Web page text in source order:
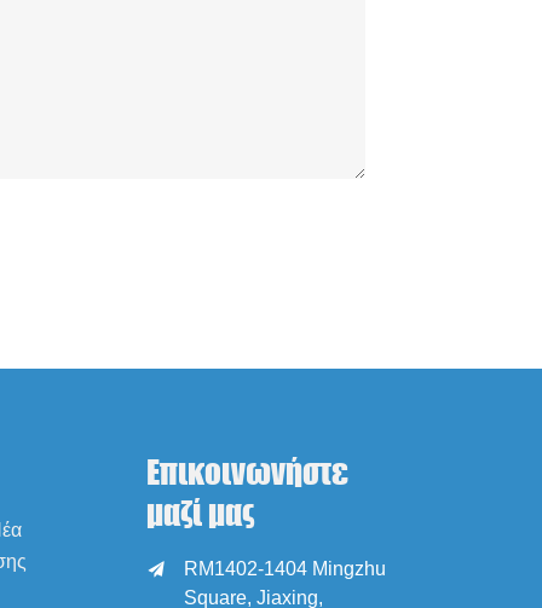
Επικοινωνήστε
μαζί μας

RM1402-1404 Mingzhu
Square, Jiaxing,